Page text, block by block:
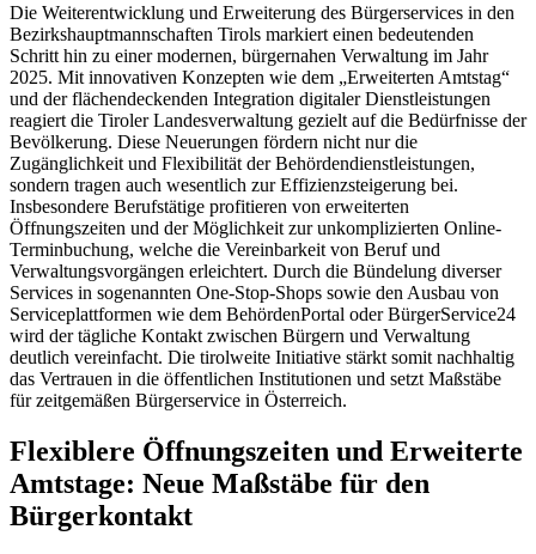
Die Weiterentwicklung und Erweiterung des Bürgerservices in den
Bezirkshauptmannschaften Tirols markiert einen bedeutenden
Schritt hin zu einer modernen, bürgernahen Verwaltung im Jahr
2025. Mit innovativen Konzepten wie dem „Erweiterten Amtstag“
und der flächendeckenden Integration digitaler Dienstleistungen
reagiert die Tiroler Landesverwaltung gezielt auf die Bedürfnisse der
Bevölkerung. Diese Neuerungen fördern nicht nur die
Zugänglichkeit und Flexibilität der Behördendienstleistungen,
sondern tragen auch wesentlich zur Effizienzsteigerung bei.
Insbesondere Berufstätige profitieren von erweiterten
Öffnungszeiten und der Möglichkeit zur unkomplizierten Online-
Terminbuchung, welche die Vereinbarkeit von Beruf und
Verwaltungsvorgängen erleichtert. Durch die Bündelung diverser
Services in sogenannten One-Stop-Shops sowie den Ausbau von
Serviceplattformen wie dem BehördenPortal oder BürgerService24
wird der tägliche Kontakt zwischen Bürgern und Verwaltung
deutlich vereinfacht. Die tirolweite Initiative stärkt somit nachhaltig
das Vertrauen in die öffentlichen Institutionen und setzt Maßstäbe
für zeitgemäßen Bürgerservice in Österreich.
Flexiblere Öffnungszeiten und Erweiterte
Amtstage: Neue Maßstäbe für den
Bürgerkontakt